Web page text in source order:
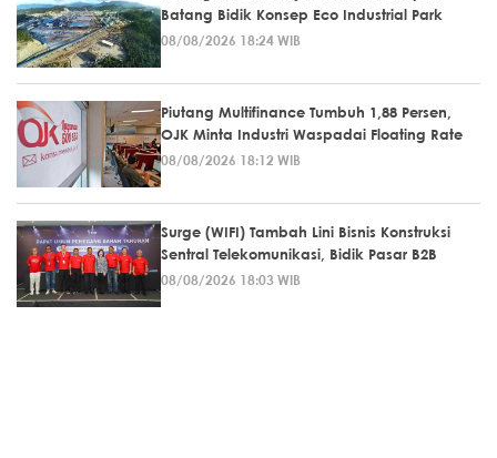
Batang Bidik Konsep Eco Industrial Park
08/08/2026 18:24 WIB
Piutang Multifinance Tumbuh 1,88 Persen,
OJK Minta Industri Waspadai Floating Rate
08/08/2026 18:12 WIB
Surge (WIFI) Tambah Lini Bisnis Konstruksi
Sentral Telekomunikasi, Bidik Pasar B2B
08/08/2026 18:03 WIB